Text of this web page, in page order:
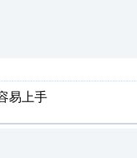
易上手